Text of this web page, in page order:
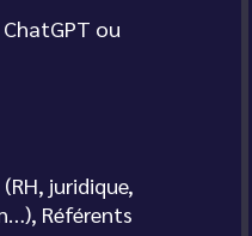
ou
juridique,
Référents